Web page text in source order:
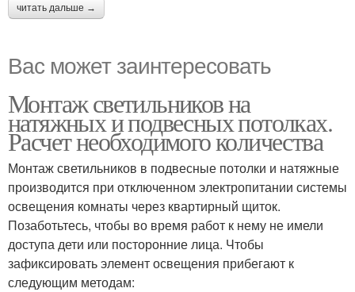
читать дальше →
Вас может заинтересовать
Монтаж светильников на
натяжных и подвесных потолках.
Расчет необходимого количества
Монтаж светильников в подвесные потолки и натяжные
производится при отключенном электропитании системы
освещения комнаты через квартирный щиток.
Позаботьтесь, чтобы во время работ к нему не имели
доступа дети или посторонние лица. Чтобы
зафиксировать элемент освещения прибегают к
следующим методам: